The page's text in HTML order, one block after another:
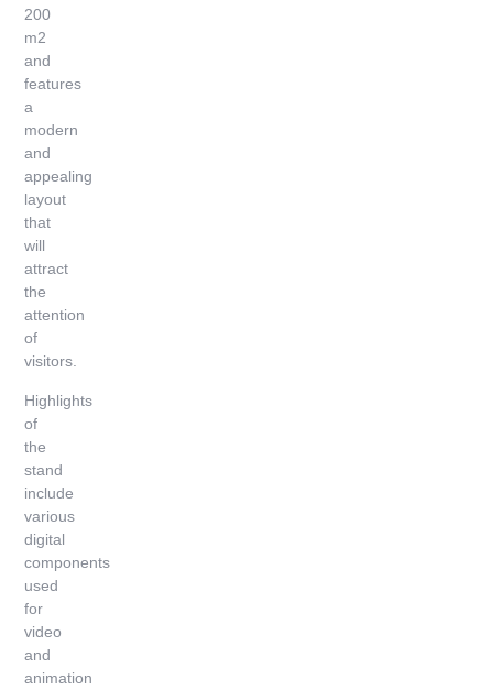
200
m2
and
features
a
modern
and
appealing
layout
that
will
attract
the
attention
of
visitors.
Highlights
of
the
stand
include
various
digital
components
used
for
video
and
animation